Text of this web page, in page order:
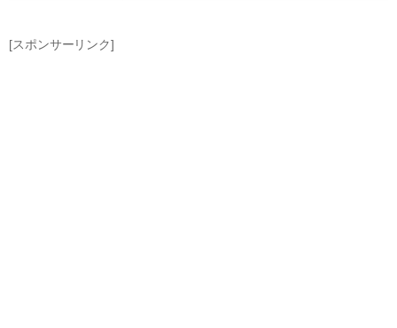
[スポンサーリンク]